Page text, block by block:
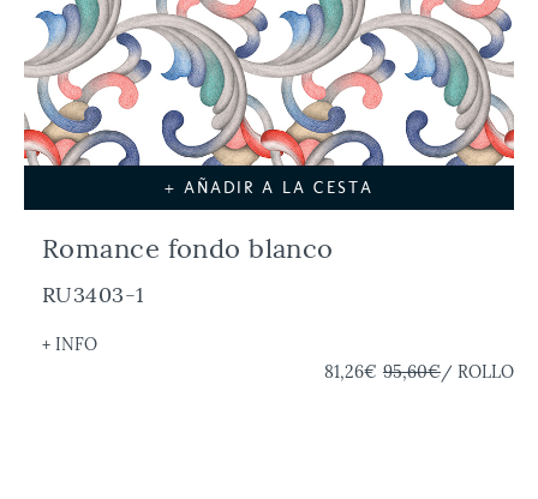
+ AÑADIR A LA CESTA
Romance fondo blanco
RU3403-1
+ INFO
81,26€ 95,60€/ ROLLO